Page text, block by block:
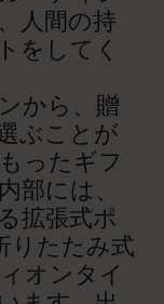
人間の持
をしてく
から、贈
ぶことが
ったギフ
部には、
拡張式ポ
りたたみ式
オンタイ